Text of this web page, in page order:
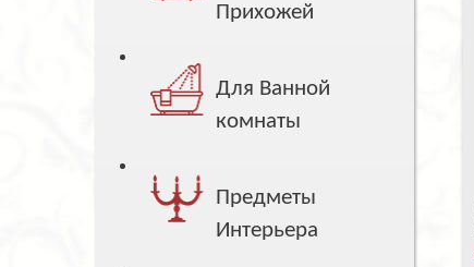
Прихожей
Для Ванной
комнаты
Предметы
Интерьера